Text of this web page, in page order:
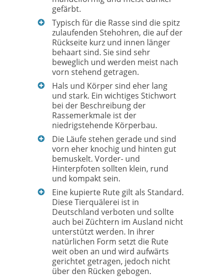
gefärbt.
Typisch für die Rasse sind die spitz
zulaufenden Stehohren, die auf der
Rückseite kurz und innen länger
behaart sind. Sie sind sehr
beweglich und werden meist nach
vorn stehend getragen.
Hals und Körper sind eher lang
und stark. Ein wichtiges Stichwort
bei der Beschreibung der
Rassemerkmale ist der
niedrigstehende Körperbau.
Die Läufe stehen gerade und sind
vorn eher knochig und hinten gut
bemuskelt. Vorder- und
Hinterpfoten sollten klein, rund
und kompakt sein.
Eine kupierte Rute gilt als Standard.
Diese Tierquälerei ist in
Deutschland verboten und sollte
auch bei Züchtern im Ausland nicht
unterstützt werden. In ihrer
natürlichen Form setzt die Rute
weit oben an und wird aufwärts
gerichtet getragen, jedoch nicht
über den Rücken gebogen.